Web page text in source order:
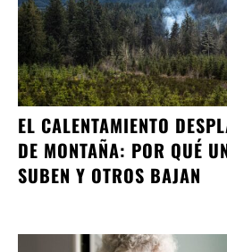
EL CALENTAMIENTO
DE MONTAÑA: POR QUÉ
SUBEN Y OTROS BAJAN